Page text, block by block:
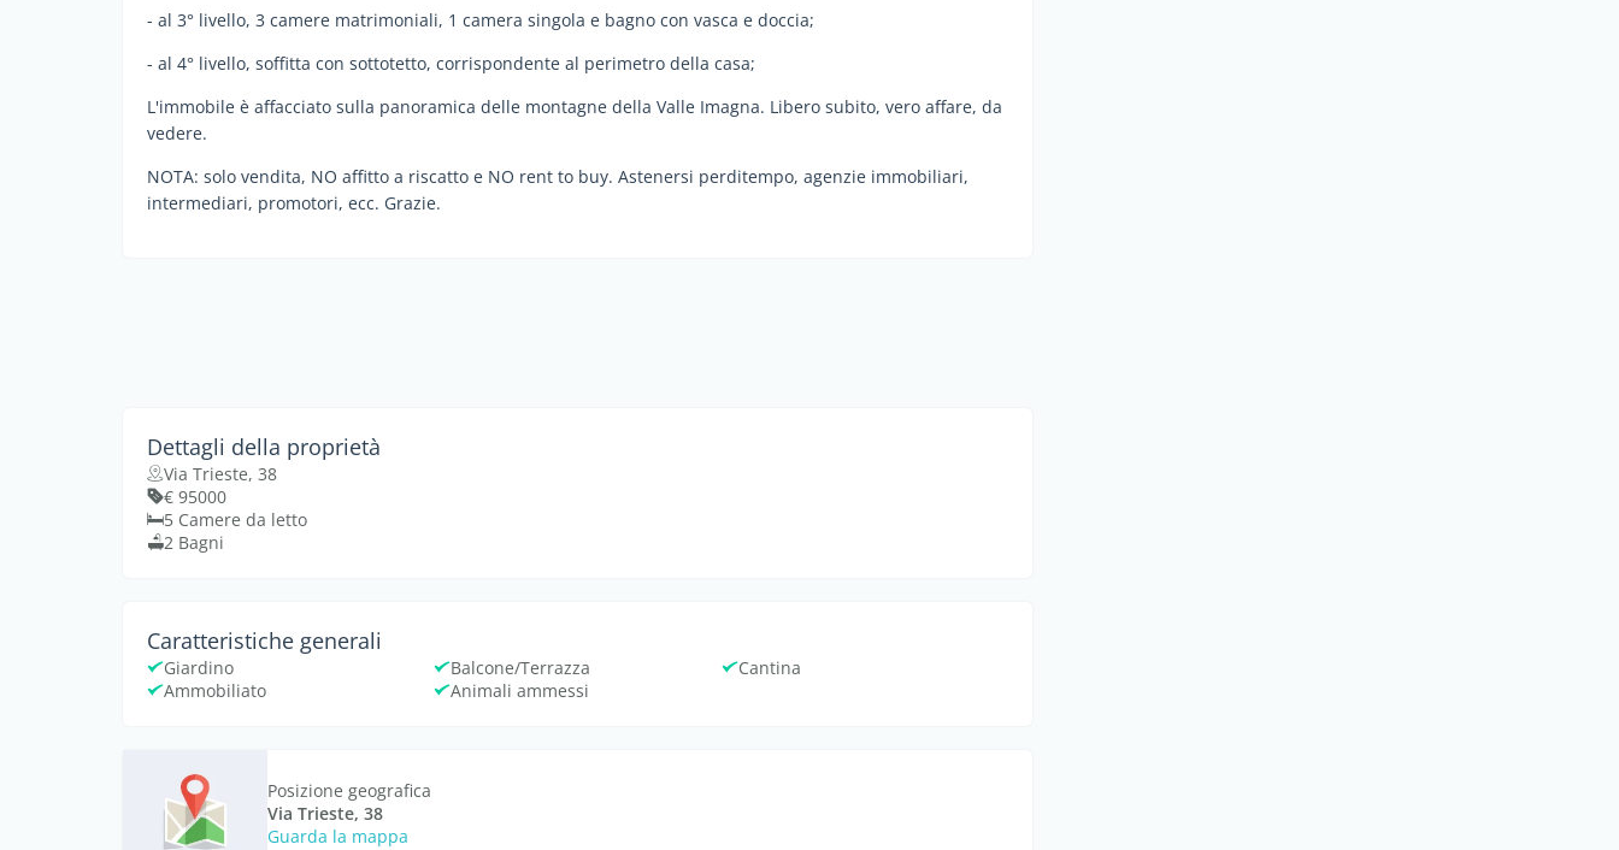
- al 3° livello, 3 camere matrimoniali, 1 camera singola e bagno con vasca e doccia;
- al 4° livello, soffitta con sottotetto, corrispondente al perimetro della casa;
L'immobile è affacciato sulla panoramica delle montagne della Valle Imagna. Libero subito, vero affare, da
vedere.
NOTA: solo vendita, NO affitto a riscatto e NO rent to buy. Astenersi perditempo, agenzie immobiliari,
intermediari, promotori, ecc. Grazie.
Dettagli della proprietà
Via Trieste, 38
€ 95000
5 Camere da letto
2 Bagni
Caratteristiche generali
Giardino Balcone/Terrazza
Cantina
Ammobiliato
Animali ammessi
Posizione geografica
Via Trieste, 38
Guarda la mappa